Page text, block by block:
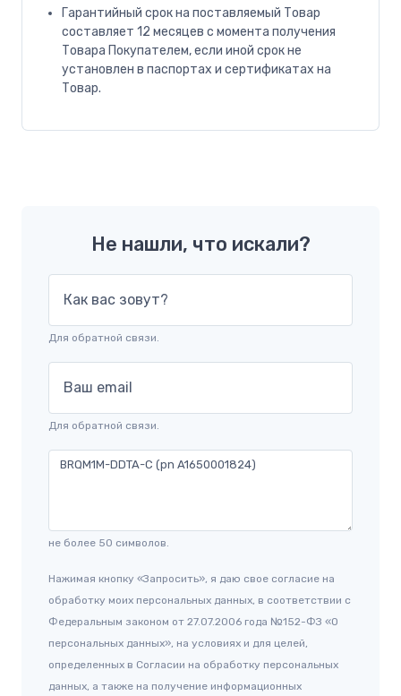
Гарантийный срок на поставляемый Товар
составляет 12 месяцев с момента получения
Товара Покупателем, если иной срок не
установлен в паспортах и сертификатах на
Товар.
Не нашли, что искали?
Как вас зовут?
Для обратной связи.
Ваш email
Для обратной связи.
не более 50 символов.
Нажимая кнопку «Запросить», я даю свое согласие на
обработку моих персональных данных, в соответствии с
Федеральным законом от 27.07.2006 года №152-ФЗ «О
персональных данных», на условиях и для целей,
определенных в Согласии на обработку персональных
данных, а также на получение информационных